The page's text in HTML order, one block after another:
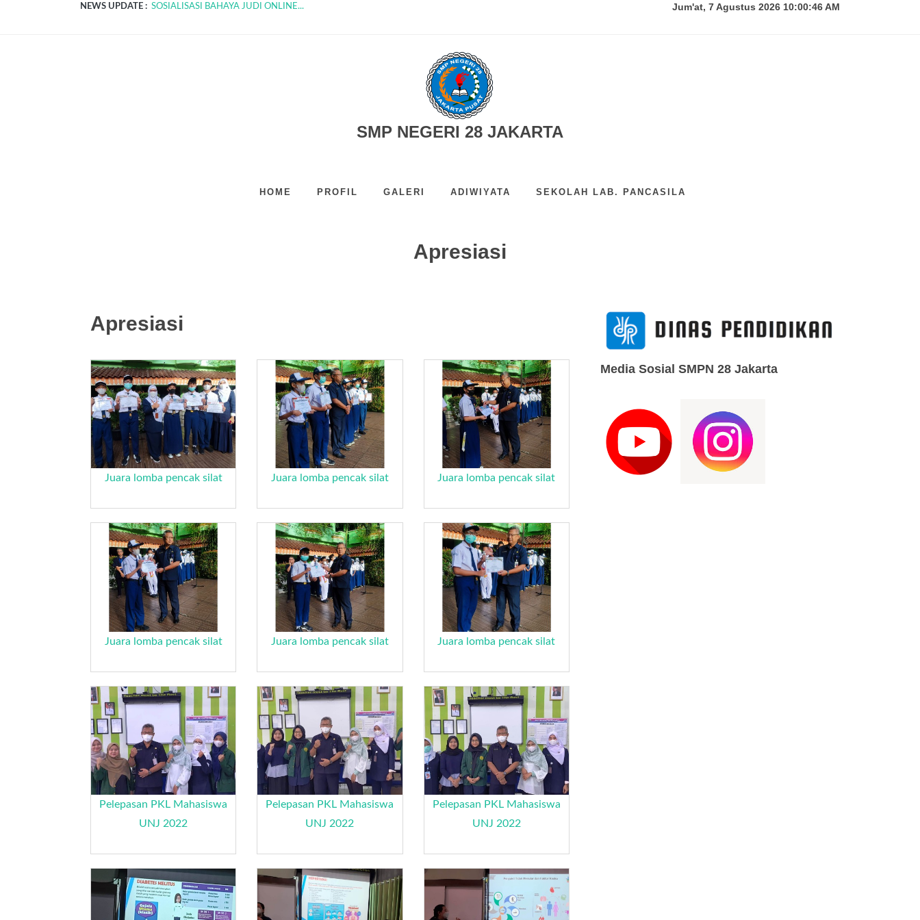
NEWS UPDATE : SOSIALISASI BAHAYA JUDI ONLINE...
Jum'at, 7 Agustus 2026 10:00:47 AM
SMP NEGERI 28 JAKARTA
HOME PROFIL GALERI ADIWIYATA SEKOLAH LAB. PANCASILA
Apresiasi
Apresiasi
Juara lomba pencak silat Juara lomba pencak silat Juara lomba pencak silat
Juara lomba pencak silat Juara lomba pencak silat Juara lomba pencak silat
Pelepasan PKL Mahasiswa
UNJ 2022
Pelepasan PKL Mahasiswa
UNJ 2022
Pelepasan PKL Mahasiswa
UNJ 2022
Media Sosial SMPN 28 Jakarta